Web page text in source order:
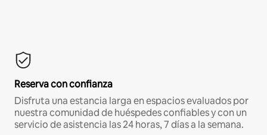
Reserva con confianza
Disfruta una estancia larga en espacios evaluados por
nuestra comunidad de huéspedes confiables y con un
servicio de asistencia las 24 horas, 7 días a la semana.